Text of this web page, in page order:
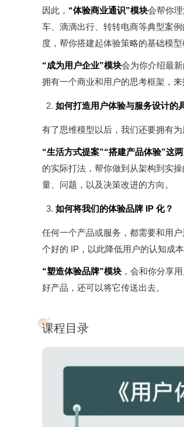
因此， “体验商业通识”模块会帮你
车、滴滴出行、转转电商等典型案
度，帮你搭建起体验策略的基础模型
“成为用户企业”模块会为你介绍最
拥有一个商业和用户的思考框架，
如何打造用户体验与服务设计的
有了思维模型以后，我们还要拥有
“生活方式提案”“搭建产品体验”这
的实际打法，帮你做到从架构到实
量、问题，以及决策改进的方向。
如何将我们的体验品牌 IP 化？
任何一个产品或服务，都需要和用
个好的 IP，以此降低用户的认知成
“塑造体验品牌”模块 ，会和你分享
好产品，还可以将它传送出去。
课程目录